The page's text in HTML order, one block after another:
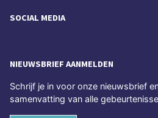
SOCIAL MEDIA
NIEUWSBRIEF AANMELDEN
Schrijf je in voor onze nieuwsbrief
samenvatting van alle